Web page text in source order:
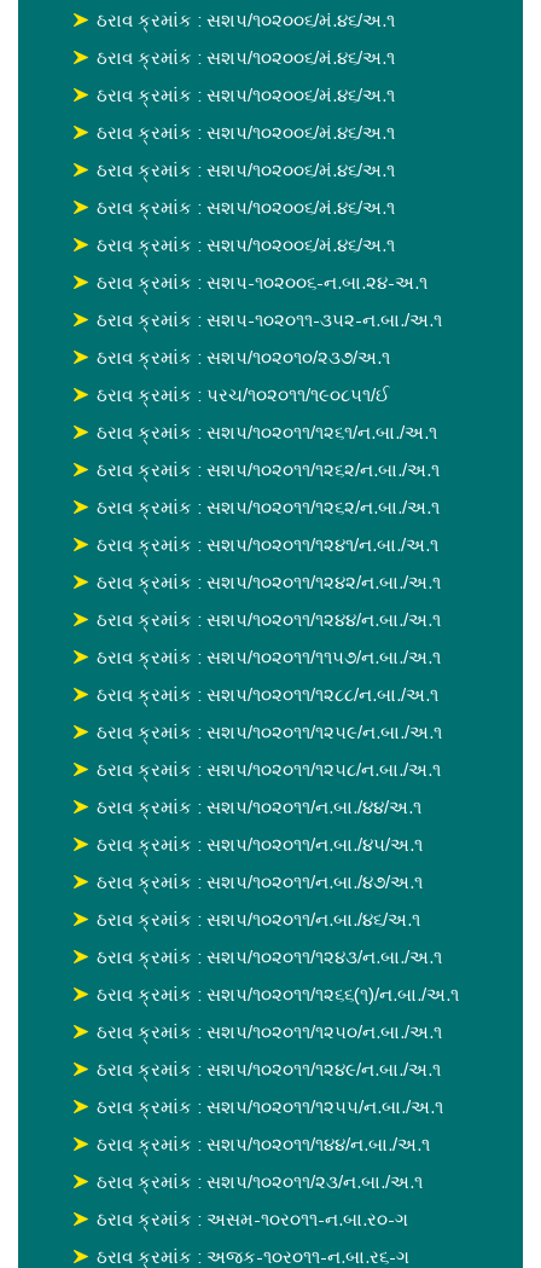
ઠરાવ ક્રમાંક : સશપ/૧૦૨૦૦૬/મં.૪૬/અ.૧
ઠરાવ ક્રમાંક : સશપ/૧૦૨૦૦૬/મં.૪૬/અ.૧
ઠરાવ ક્રમાંક : સશપ/૧૦૨૦૦૬/મં.૪૬/અ.૧
ઠરાવ ક્રમાંક : સશપ/૧૦૨૦૦૬/મં.૪૬/અ.૧
ઠરાવ ક્રમાંક : સશપ/૧૦૨૦૦૬/મં.૪૬/અ.૧
ઠરાવ ક્રમાંક : સશપ/૧૦૨૦૦૬/મં.૪૬/અ.૧
ઠરાવ ક્રમાંક : સશપ/૧૦૨૦૦૬/મં.૪૬/અ.૧
ઠરાવ ક્રમાંક : સશપ-૧૦૨૦૦૬-ન.બા.૨૪-અ.૧
ઠરાવ ક્રમાંક : સશપ-૧૦૨૦૧૧-૩૫૨-ન.બા./અ.૧
ઠરાવ ક્રમાંક : સશપ/૧૦૨૦૧૦/૨૩૭/અ.૧
ઠરાવ ક્રમાંક : પરચ/૧૦૨૦૧૧/૧૯૦૮૫૧/ઈ
ઠરાવ ક્રમાંક : સશપ/૧૦૨૦૧૧/૧૨૬૧/ન.બા./અ.૧
ઠરાવ ક્રમાંક : સશપ/૧૦૨૦૧૧/૧૨૬૨/ન.બા./અ.૧
ઠરાવ ક્રમાંક : સશપ/૧૦૨૦૧૧/૧૨૬૨/ન.બા./અ.૧
ઠરાવ ક્રમાંક : સશપ/૧૦૨૦૧૧/૧૨૪૧/ન.બા./અ.૧
ઠરાવ ક્રમાંક : સશપ/૧૦૨૦૧૧/૧૨૪૨/ન.બા./અ.૧
ઠરાવ ક્રમાંક : સશપ/૧૦૨૦૧૧/૧૨૪૪/ન.બા./અ.૧
ઠરાવ ક્રમાંક : સશપ/૧૦૨૦૧૧/૧૧૫૭/ન.બા./અ.૧
ઠરાવ ક્રમાંક : સશપ/૧૦૨૦૧૧/૧૨૮૮/ન.બા./અ.૧
ઠરાવ ક્રમાંક : સશપ/૧૦૨૦૧૧/૧૨૫૯/ન.બા./અ.૧
ઠરાવ ક્રમાંક : સશપ/૧૦૨૦૧૧/૧૨૫૮/ન.બા./અ.૧
ઠરાવ ક્રમાંક : સશપ/૧૦૨૦૧૧/ન.બા./૪૪/અ.૧
ઠરાવ ક્રમાંક : સશપ/૧૦૨૦૧૧/ન.બા./૪૫/અ.૧
ઠરાવ ક્રમાંક : સશપ/૧૦૨૦૧૧/ન.બા./૪૭/અ.૧
ઠરાવ ક્રમાંક : સશપ/૧૦૨૦૧૧/ન.બા./૪૬/અ.૧
ઠરાવ ક્રમાંક : સશપ/૧૦૨૦૧૧/૧૨૪૩/ન.બા./અ.૧
ઠરાવ ક્રમાંક : સશપ/૧૦૨૦૧૧/૧૨૬૬(૧)/ન.બા./અ.૧
ઠરાવ ક્રમાંક : સશપ/૧૦૨૦૧૧/૧૨૫૦/ન.બા./અ.૧
ઠરાવ ક્રમાંક : સશપ/૧૦૨૦૧૧/૧૨૪૯/ન.બા./અ.૧
ઠરાવ ક્રમાંક : સશપ/૧૦૨૦૧૧/૧૨૫૫/ન.બા./અ.૧
ઠરાવ ક્રમાંક : સશપ/૧૦૨૦૧૧/૧૪૪/ન.બા./અ.૧
ઠરાવ ક્રમાંક : સશપ/૧૦૨૦૧૧/૨૩/ન.બા./અ.૧
ઠરાવ ક્રમાંક : અસમ-૧૦ર૦૧૧-ન.બા.ર૦-ગ
ઠરાવ ક્રમાંક : અજક-૧૦ર૦૧૧-ન.બા.ર૬-ગ